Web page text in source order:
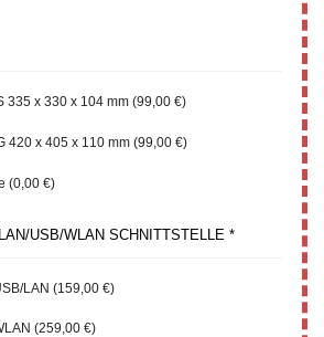
335 x 330 x 104 mm (99,00 €)
420 x 405 x 110 mm (99,00 €)
(0,00 €)
USB/WLAN SCHNITTSTELLE *
LAN (159,00 €)
(259,00 €)